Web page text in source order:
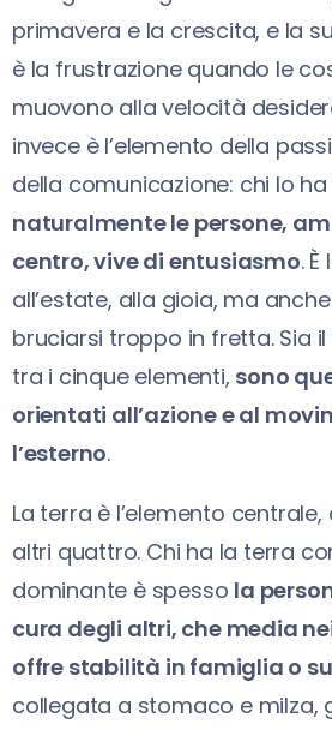
primavera e la crescita, e la
è la frustrazione quando le
muovono alla velocità
invece è l’elemento della
della comunicazione: chi lo
naturalmente le persone,
centro, vive di entusiasmo.
all’estate, alla gioia, ma
bruciarsi troppo in fretta. Sia
tra i cinque elementi, sono
orientati all’azione e al
l’esterno.
La terra è l’elemento
altri quattro. Chi ha la terra
dominante è spesso la
cura degli altri, che media
offre stabilità in famiglia o
collegata a stomaco e milza,